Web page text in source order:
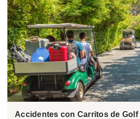
Accidentes con Carritos de Golf